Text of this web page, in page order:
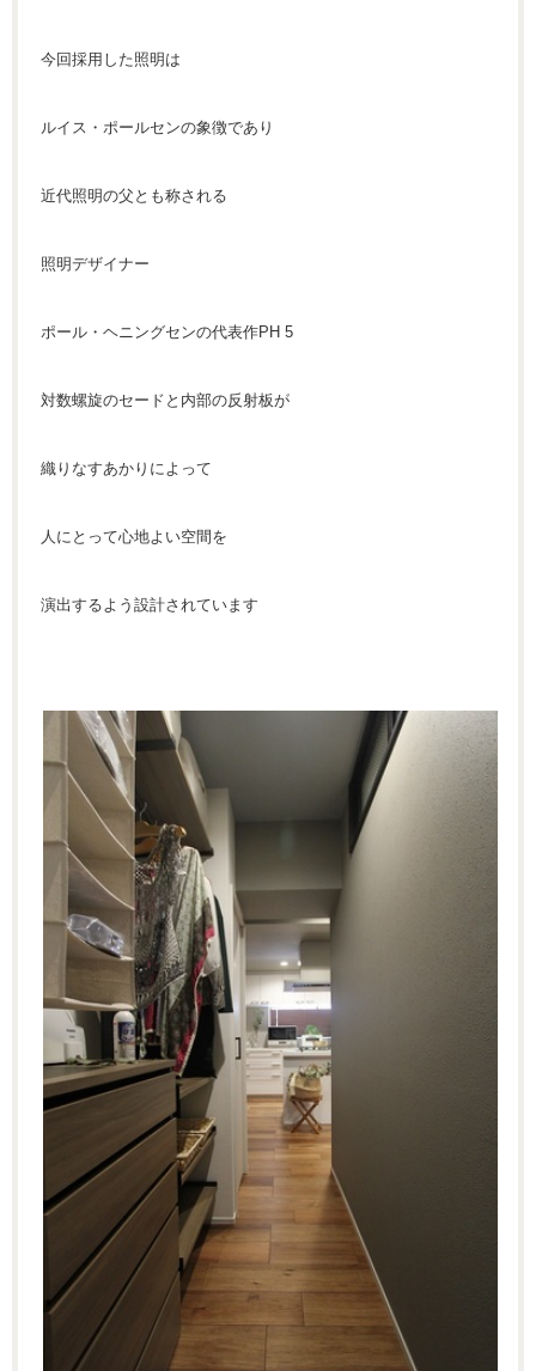
今回採用した照明は
ルイス・ポールセンの象徴であり
近代照明の父とも称される
照明デザイナー
ポール・ヘニングセンの代表作PH 5
対数螺旋のセードと内部の反射板が
織りなすあかりによって
人にとって心地よい空間を
演出するよう設計されています